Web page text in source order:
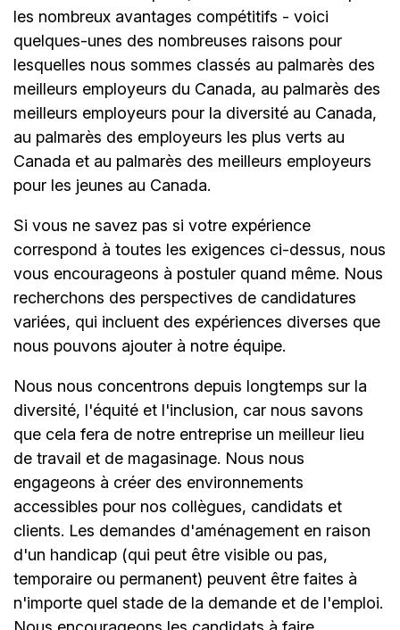
les nombreux avantages compétitifs - voici
quelques-unes des nombreuses raisons pour
lesquelles nous sommes classés au palmarès des
meilleurs employeurs du Canada, au palmarès des
meilleurs employeurs pour la diversité au Canada,
au palmarès des employeurs les plus verts au
Canada et au palmarès des meilleurs employeurs
pour les jeunes au Canada.
Si vous ne savez pas si votre expérience
correspond à toutes les exigences ci-dessus, nous
vous encourageons à postuler quand même. Nous
recherchons des perspectives de candidatures
variées, qui incluent des expériences diverses que
nous pouvons ajouter à notre équipe.
Nous nous concentrons depuis longtemps sur la
diversité, l'équité et l'inclusion, car nous savons
que cela fera de notre entreprise un meilleur lieu
de travail et de magasinage. Nous nous
engageons à créer des environnements
accessibles pour nos collègues, candidats et
clients. Les demandes d'aménagement en raison
d'un handicap (qui peut être visible ou pas,
temporaire ou permanent) peuvent être faites à
n'importe quel stade de la demande et de l'emploi.